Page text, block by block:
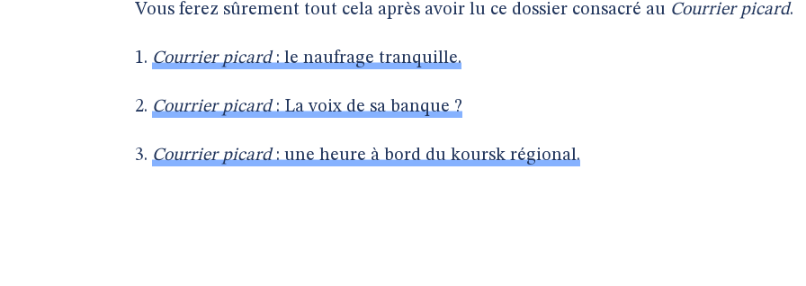
Vous ferez sûrement tout cela après avoir lu ce dossier consacré au Courrier picard.
1. Courrier picard: le naufrage tranquille.
2. Courrier picard: La voix de sa banque ?
3. Courrier picard: une heure à bord du koursk régional.